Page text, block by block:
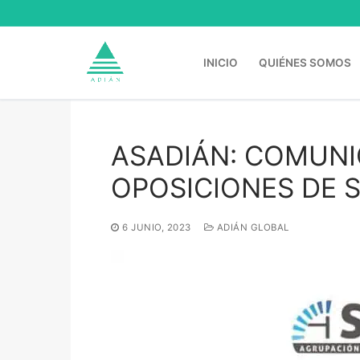
al
INICIO QUIÉNES SOMOS
Buscar:
ASADIÁN:
OPOSICIONES DE
6 JUNIO, 2023 ADIÁN GLOBAL